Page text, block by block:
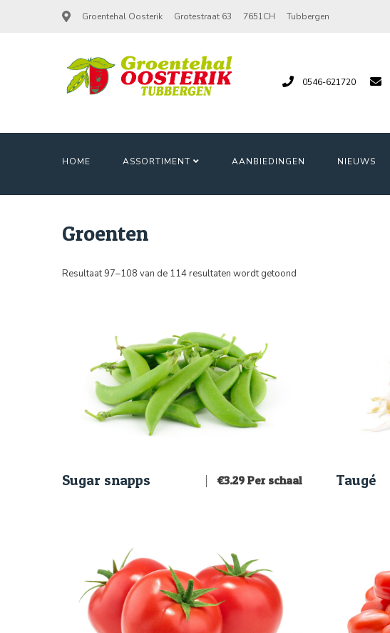
Groentehal Oosterik Grotestraat 63 7651CH Tubbergen
0546-621720
HOME ASSORTIMENT AANBIEDINGEN NIEUWS
Groenten
Resultaat 97–108 van de 114 resultaten wordt getoond
Sugar snapps €3.29 Per schaal Taugé